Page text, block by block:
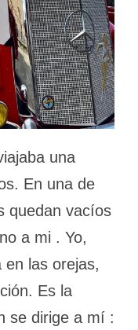
una
En una de
quedan vacíos
a mi . Yo,
en las orejas,
Es la
se dirige a mí :